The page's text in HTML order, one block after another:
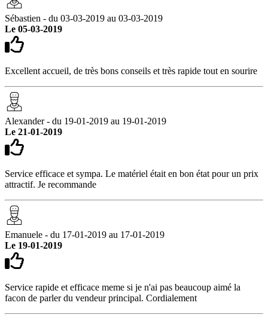
Sébastien - du 03-03-2019 au 03-03-2019
Le 05-03-2019
Excellent accueil, de très bons conseils et très rapide tout en sourire
Alexander - du 19-01-2019 au 19-01-2019
Le 21-01-2019
Service efficace et sympa. Le matériel était en bon état pour un prix
attractif. Je recommande
Emanuele - du 17-01-2019 au 17-01-2019
Le 19-01-2019
Service rapide et efficace meme si je n'ai pas beaucoup aimé la
facon de parler du vendeur principal. Cordialement